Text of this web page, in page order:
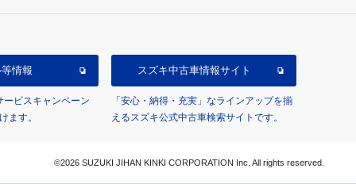
情報
ービスキャンペーン
ます。
スズキ中古車情報サイト
「安心・納得・充実」なラインアップを揃
えるスズキ公式中古車検索サイトです。
©2026 SUZUKI JIHAN KINKI CORPORATION Inc. All rights reserved.